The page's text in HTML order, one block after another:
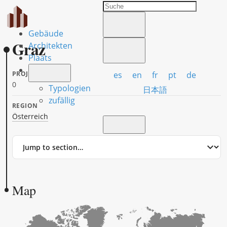
Gebäude
Architekten
Plaats
Typologien
zufällig
es en fr pt
de
日本語
Graz
PROJECTS
0
REGION
Österreich
Jump
Map